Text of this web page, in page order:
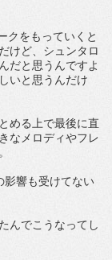
クをもっていくと
けど、シュンタロ
だと思うんですよ
いと思うんだけ
める上で最後に直
なメロディやフレ
影響も受けてない
んでこうなってし